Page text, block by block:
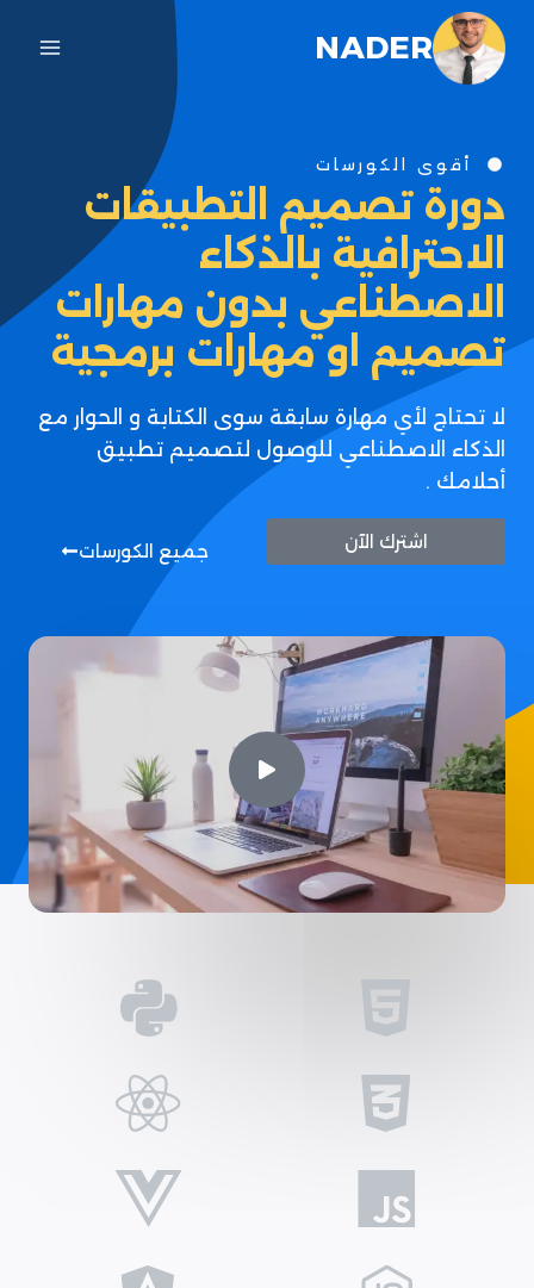
NADER
أقوى الكورسات
دورة تصميم التطبيقات
الاحترافية بالذكاء
الاصطناعي بدون مهارات
تصميم او مهارات برمجية
لا تحتاج لأي مهارة سابقة سوى الكتابة و الحوار مع
الذكاء الاصطناعي للوصول لتصميم تطبيق
أحلامك .
اشترك الآن جميع الكورسات